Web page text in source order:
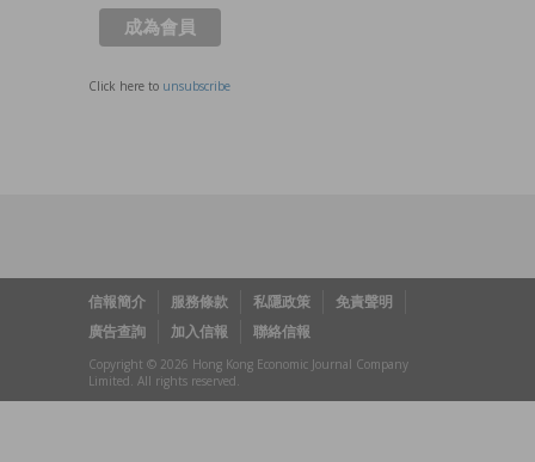
Click here to unsubscribe
信報簡介 服務條款 私隱政策
免責聲明
廣告查詢
加入信報 聯絡信報
Copyright © 2026 Hong Kong Economic Journal Company
Limited. All rights reserved.